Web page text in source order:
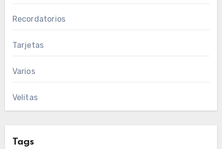
Recordatorios
Tarjetas
Varios
Velitas
Tags